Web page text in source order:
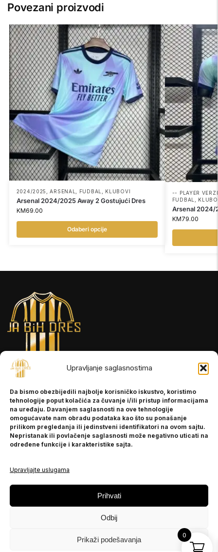
Upravljanje saglasnostima
Da bismo obezbijedili najbolje korisničko iskustvo, koristimo
tehnologije poput kolačića za čuvanje i/ili pristup informacijama
na uređaju. Davanjem saglasnosti na ove tehnologije
omogućavate nam obradu podataka kao što su ponašanje
prilikom pregledanja ili jedinstveni identifikatori na ovom sajtu.
Nepristanak ili povlačenje saglasnosti može negativno uticati na
određene funkcije i karakteristike sajta.
Upravljajte uslugama
Prihvati
Odbij
Prikaži podešavanja
Povezani proizvodi
2024/2025 ,ARSENAL FUDBAL KLUBOVI
Arsenal 2024/2025 Away 2 Gostujući Dres
KM69.00
Odaberi opcije
-- PLAYER
FUDBAL
Arsenal 2024/
KM79.00
INFORMACIJE
O nama
Kontakt
POMOĆ
Politika privatnosti
PRATITE NAS
Instagram
0